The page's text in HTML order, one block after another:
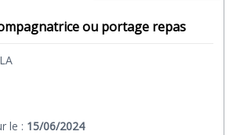
ou portage repas
le : 15/06/2024